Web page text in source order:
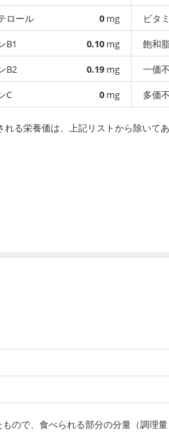
ロール
0 mg
B1
0.10 mg
B2
0.19 mg
C
0 mg
ビタ
飽和
一価
多価
る栄養価は、上記リストから除いてあ
ので、食べられる部分の分量（調理量